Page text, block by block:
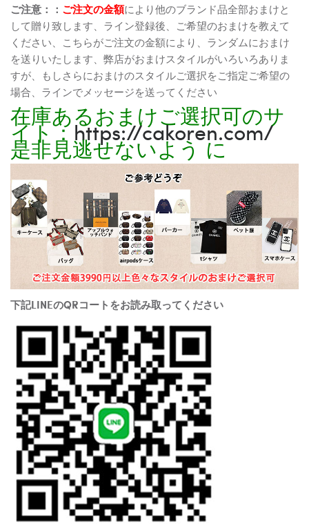
ご注意：： ご注文の金額により他のブランド品全部おまけと
して贈り致します、ライン登録後、ご希望のおまけを教えて
ください、こちらがご注文の金額により、ランダムにおまけ
を送りいたします、弊店がおまけスタイルがいろいろありま
すが、もしさらにおまけのスタイルご選択をご指定ご希望の
場合、ラインでメッセージを送ってください
在庫あるおまけご選択可のサ
イト：https://cakoren.com/
是非見逃せないよう に
下記LINEのQRコートをお読み取ってください